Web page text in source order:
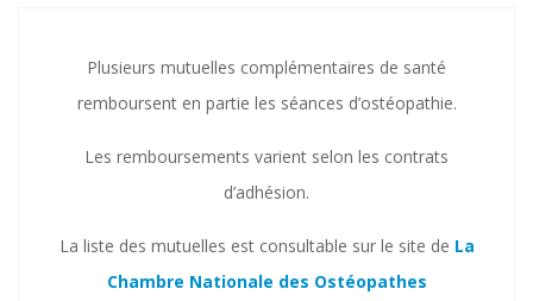
Plusieurs mutuelles complémentaires de santé
remboursent en partie les séances d’ostéopathie.
Les remboursements varient selon les contrats
d’adhésion.
La liste des mutuelles est consultable sur le site de La
Chambre Nationale des Ostéopathes